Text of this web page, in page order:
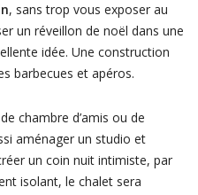
, sans trop vous exposer au
un réveillon de noël dans une
idée. Une construction
barbecues et apéros.
chambre d’amis ou de
aménager un studio et
un coin nuit intimiste, par
isolant, le chalet sera